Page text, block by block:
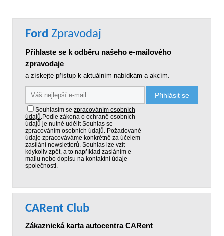
Ford Zpravodaj
Přihlaste se k odběru našeho e-mailového
zpravodaje
a získejte přístup k aktuálním nabídkám a akcím.
Přihlásit se
Souhlasím se zpracováním osobních
údajů.Podle zákona o ochraně osobních
údajů je nutné udělit Souhlas se
zpracováním osobních údajů. Požadované
údaje zpracováváme konkrétně za účelem
zasílání newsletterů. Souhlas lze vzít
kdykoliv zpět, a to například zasláním e-
mailu nebo dopisu na kontaktní údaje
společnosti.
CARent Club
Zákaznická karta autocentra CARent